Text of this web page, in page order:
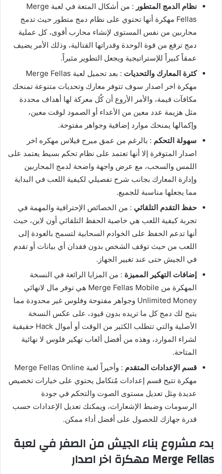
نظام الدمج المتطور
: من أشكال المتعة في لعبة Merge
Fellas مهكرة أنها تحتوي على نظام دمج متطور حيث تدمج
محاربين من نفس المستوى لإنشاء محارب أقوى، كل عملية
دمج ترفع من قوة الوحدة وقدراتها القتالية، وذلك الأمر يضيف
عمقاً كبيراً للإستراتيجية ويجعل التطوير مثيراً.
كثرة المعارك والتحديات
: بعد تحميل لعبة Merge Fellas
مهكرة اخر اصدار سوف تتوفر معارك وتحديات متنوعة تمنحك
مكافآت قيمة، والأمر الأروع أن كٌل معركة لها أهداف محددة
مثل هزيمة عدد معين من الأعداء أو الصمود لوقت معين،
وإكمالها يمنحك موارد إضافية وجواهر مفتوحة.
سهولة التحكم : بالرغم من عمق ميرج فيلاس مهكره اخر
اصدار المتوفرة إلا أنها تعتمد على نظام تحكم بسيط يعتمد على
اللمس والسحب، مع عرض واجهة واضحة لدمج المحاربين
وإدارة المعارك بجانب شرح تفصيلي لكيفية اللعب في البداية
مما يجعلها مناسبة للجميع.
حفظ التقدم التلقائي : من الخصائص الإحترافية والمهمة في
تجربة كيفية اللعب هي خاصية الحفظ التلقائي أون لاين، حيث
أنها تدعم الحفظ على الخوادم السحابية لتسمح بالعودة إلى
اللعب من حيث توقف الشخص بدون فقدان أي بيانات أو تقدم
في الجيش حتى عند تغيير الجهاز.
إضافات التهكير المميزة : من المزايا الرائعة في النسخة
المهكرة من Merge Fellas Mobile هي توفر مال لانهائي
Unlimited Money وجواهر مفتوحة وفلوس غير محدودة مما
يتيح لك دمج كل ما تريده بدون قيود، على عكس النسخة
الأصلية والتي تتطلب الكثير من الوقت أو أموال Hack حقيقية
لشراء الموارد، وهذه من أفضل ألعاب تهكير فلوس لا نهائية
المتاحة.
قسم الإعدادات المتقدم
: وأخيراً لعبة Merge Fellas Online
مهكرة تتيح قسم إعدادات مُتكامل يحتوي على خيارات تخصيص
عديدة مِثل تعديل مستوى الصوت والتحكم في جودة
الرسومات وضبط الإشعارات، ويمكنك تعديل الإعدادات حسب
قدرة جهازك للحصول على أفضل أداء ممكن.
بدء مشروع بناء الجيش من الصفر في لعبة
Merge Fellas مهكرة اخر اصدار